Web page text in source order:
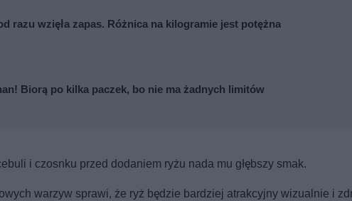
razu wzięła zapas. Różnica na kilogramie jest potężna
Biorą po kilka paczek, bo nie ma żadnych limitów
i czosnku przed dodaniem ryżu nada mu głębszy smak.
warzyw sprawi, że ryż będzie bardziej atrakcyjny wizualnie i